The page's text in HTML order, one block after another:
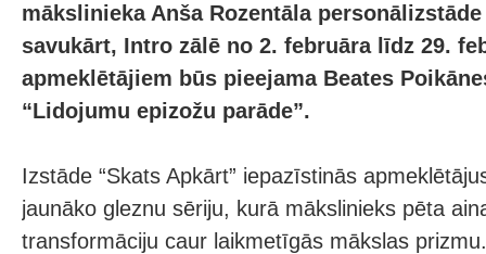
mākslinieka Anša Rozentāla
savukārt, Intro zālē no 2. februāra līdz 29.
apmeklētājiem būs pieejama Beates
“Lidojumu epizožu parāde”.
Izstāde “Skats Apkārt” iepazīstinās
jaunāko gleznu sēriju, kurā mākslinieks pēta
transformāciju caur laikmetīgās mākslas